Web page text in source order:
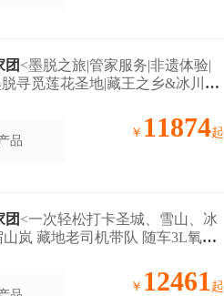
团 <墨脱之旅|管家服务|非遗体验|
寻觅莲花圣地|藏王之乡&冰川故
品
￥ 11874起
团 <一次轻松打卡圣城、雪山、冰
岚 藏地老司机带队 随车3L氧
￥ 12461起